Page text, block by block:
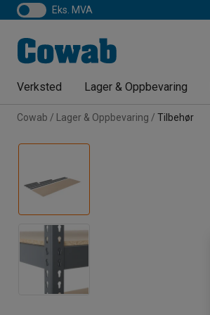
eks. MVA
Verksted Lager & Oppbevaring
Cowab Lager & Oppbevaring Tilbehør